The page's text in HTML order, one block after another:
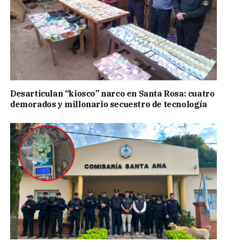
Desarticulan “kiosco” narco en Santa Rosa: cuatro
demorados y millonario secuestro de tecnología